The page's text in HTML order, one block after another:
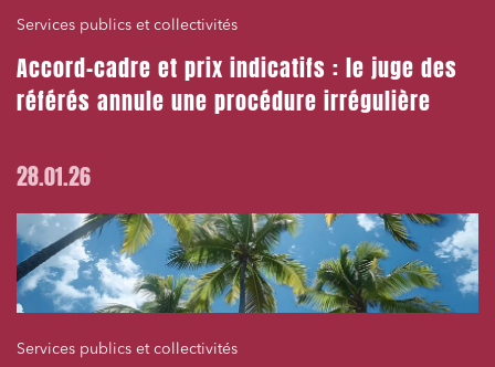
Services publics et collectivités
Accord-cadre et prix indicatifs : le juge des
référés annule une procédure irrégulière
28.01.26
Services publics et collectivités